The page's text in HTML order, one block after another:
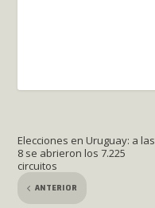
Elecciones en Uruguay: a las
8 se abrieron los 7.225
circuitos
ANTERIOR